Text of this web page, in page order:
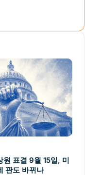
표결 9월 15일, 미
판도 바뀌나